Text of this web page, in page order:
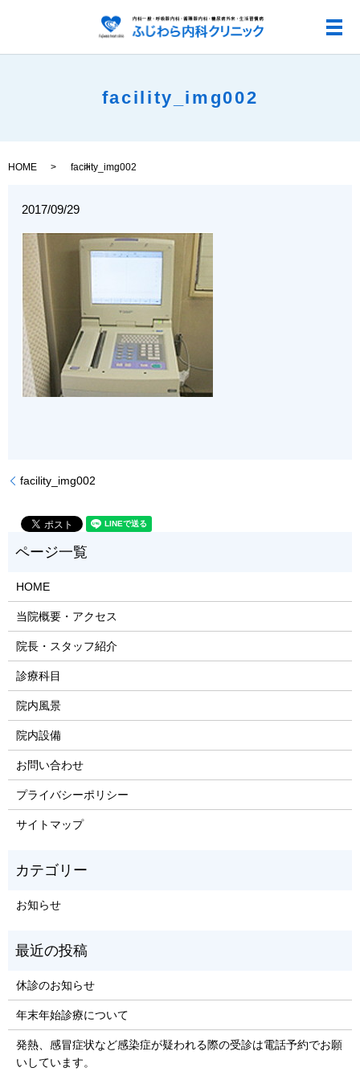
メ
facility_img002
HOME facility_img002
2017/09/29
facility_img002
HOME
当院概要・アクセス
院長・スタッフ紹介
診療科目
院内風景
院内設備
お問い合わせ
プライバシーポリシー
サイトマップ
お知らせ
休診のお知らせ
年末年始診療について
発熱、感冒症状など感染症が疑われる際の受診は電話予約でお願
いしています。